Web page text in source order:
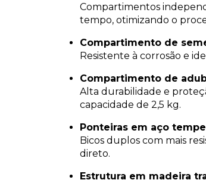
Compartimentos
tempo, otimizando o
Compartimento de
Resistente à corrosão e
Compartimento de
Alta durabilidade e
capacidade de 2,5 kg.
Ponteiras em aço
Bicos duplos com mais
direto.
Estrutura em madeira